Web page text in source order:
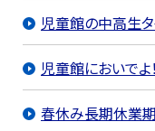
児童館の中高生
児童館においでよ！
春休み長期休業